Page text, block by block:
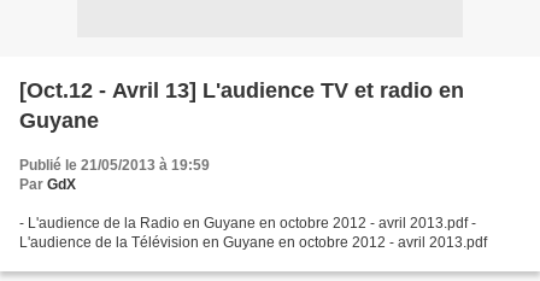
[Oct.12 - Avril 13] L'audience TV et radio en
Guyane
Publié le 21/05/2013 à 19:59
Par GdX
- L'audience de la Radio en Guyane en octobre 2012 - avril 2013.pdf -
L'audience de la Télévision en Guyane en octobre 2012 - avril 2013.pdf